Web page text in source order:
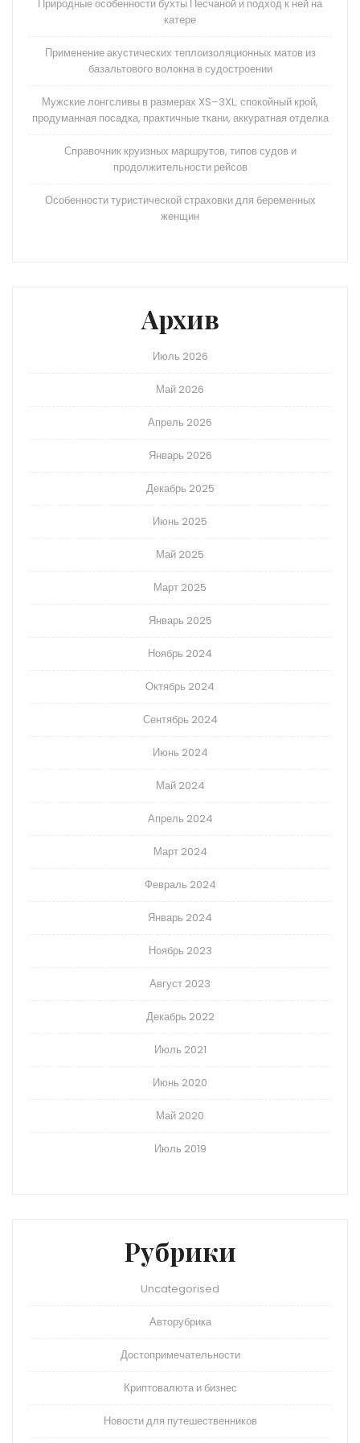
Природные особенности бухты Песчаной и подход к ней на
катере
Применение акустических теплоизоляционных матов из
базальтового волокна в судостроении
Мужские лонгсливы в размерах XS–3XL: спокойный крой,
продуманная посадка, практичные ткани, аккуратная отделка
Справочник круизных маршрутов, типов судов и
продолжительности рейсов
Особенности туристической страховки для беременных
женщин
Архив
Июль 2026
Май 2026
Апрель 2026
Январь 2026
Декабрь 2025
Июнь 2025
Май 2025
Март 2025
Январь 2025
Ноябрь 2024
Октябрь 2024
Сентябрь 2024
Июнь 2024
Май 2024
Апрель 2024
Март 2024
Февраль 2024
Январь 2024
Ноябрь 2023
Август 2023
Декабрь 2022
Июль 2021
Июнь 2020
Май 2020
Июль 2019
Рубрики
Uncategorised
Авторубрика
Достопримечательности
Криптовалюта и бизнес
Новости для путешественников